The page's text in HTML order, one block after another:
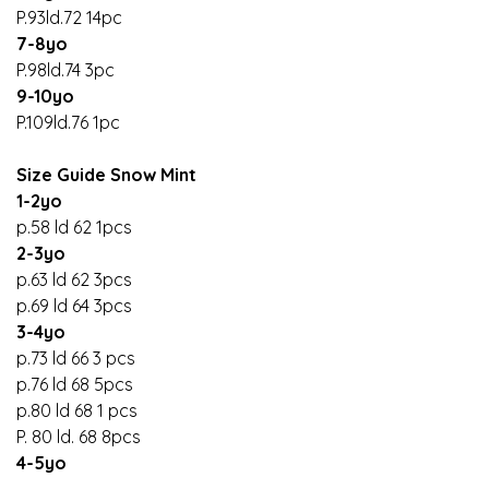
P.93ld.72 14pc
7-8yo
P.98ld.74 3pc
9-10yo
P.109ld.76 1pc
Size Guide Snow Mint
1-2yo
p.58 ld 62 1pcs
2-3yo
p.63 ld 62 3pcs
p.69 ld 64 3pcs
3-4yo
p.73 ld 66 3 pcs
p.76 ld 68 5pcs
p.80 ld 68 1 pcs
P. 80 ld. 68 8pcs
4-5yo